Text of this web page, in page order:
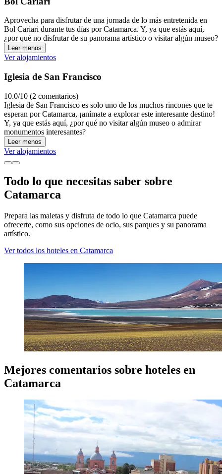
Aprovecha para disfrutar de una jornada de lo más entretenida en
Bol Cariari durante tus días por Catamarca. Y, ya que estás aquí,
¿por qué no disfrutar de su panorama artístico o visitar algún museo?
Leer menos
Ver alojamientos
Iglesia de San Francisco
10.0/10 (2 comentarios)
Iglesia de San Francisco es solo uno de los muchos rincones que te
esperan por Catamarca, ¡anímate a explorar este interesante destino!
Y, ya que estás aquí, ¿por qué no visitar algún museo o admirar
monumentos interesantes?
Leer menos
Ver alojamientos
Todo lo que necesitas saber sobre
Catamarca
Prepara las maletas y disfruta de todo lo que Catamarca puede
ofrecerte, como sus opciones de ocio, sus parques y su panorama
artístico.
Ver todos los hoteles en Catamarca
Mejores comentarios sobre hoteles en
Catamarca